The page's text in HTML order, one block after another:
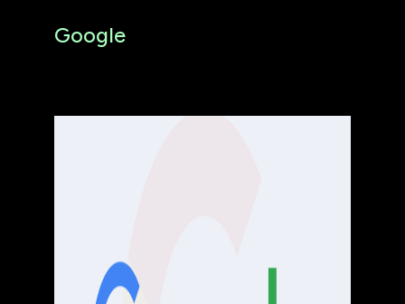
Google